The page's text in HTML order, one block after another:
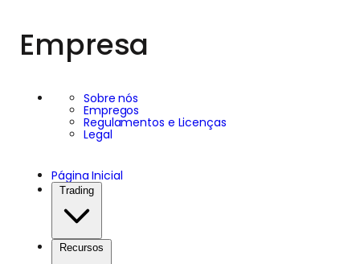
Empresa
Sobre nós
Empregos
Regulamentos e Licenças
Legal
Página Inicial
Trading
Recursos